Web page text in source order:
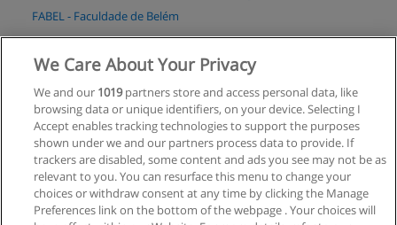
FABEL - Faculdade de Belém
Solicitar informações
Especialização em Psicopedagogia
PUC Minas
Solicitar informações
We Care About Your Privacy
We and our 1019partners store and access personal data, like
browsing data or unique identifiers, on your device. Selecting I
Accept enables tracking technologies to support the purposes
shown under we and our partners process data to provide. If
trackers are disabled, some content and ads you see may not be as
relevant to you. You can resurface this menu to change your
choices or withdraw consent at any time by clicking the Manage
Preferences link on the bottom of the webpage . Your choices will